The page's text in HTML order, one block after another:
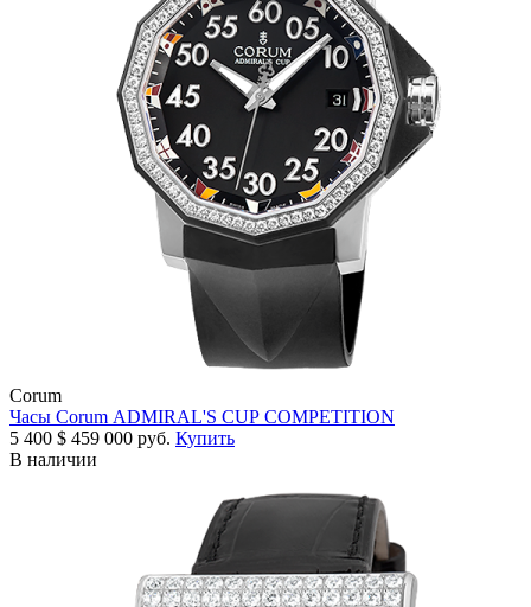
Corum
Часы Corum ADMIRAL'S CUP COMPETITION
5 400 $ 459 000 руб. Купить
В наличии